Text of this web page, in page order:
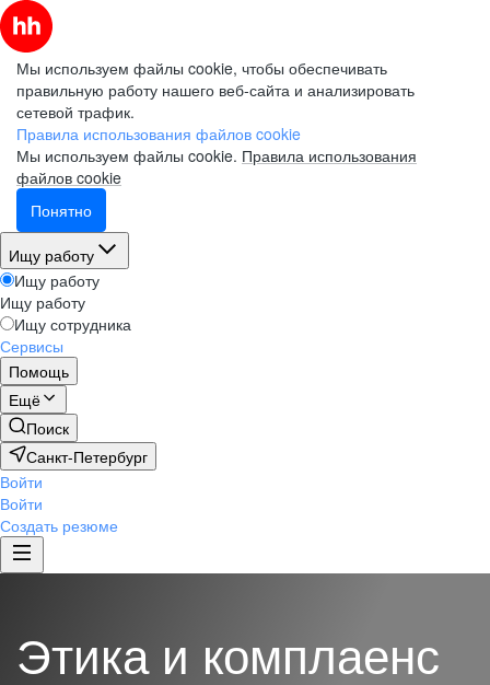
Мы используем файлы cookie, чтобы обеспечивать
правильную работу нашего веб-сайта и анализировать
сетевой трафик.
Правила использования файлов cookie
Мы используем файлы cookie. Правила использования
файлов cookie
Понятно
Ищу работу
Ищу работу
Ищу работу
Ищу сотрудника
Сервисы
Помощь
Ещё
Поиск
Санкт-Петербург
Войти
Войти
Создать резюме
Этика и комплаенс